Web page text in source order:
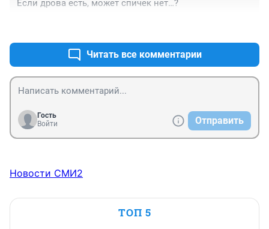
Если дрова есть, может спичек нет…?
Читать все комментарии
Гость
Войти
Отправить
Новости СМИ2
ТОП 5